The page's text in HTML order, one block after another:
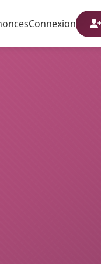
Connexion